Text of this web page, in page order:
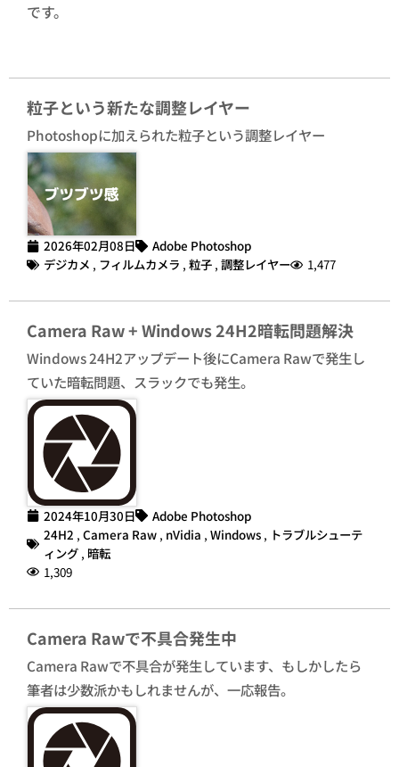
です。
粒子という新たな調整レイヤー
Photoshopに加えられた粒子という調整レイヤー
2026年02月08日
Adobe Photoshop
デジカメ , フィルムカメラ , 粒子 , 調整レイヤー 1,477
Camera Raw + Windows 24H2暗転問題解決
Windows 24H2アップデート後にCamera Rawで発生し
ていた暗転問題、スラックでも発生。
2024年10月30日
Adobe Photoshop
24H2 , Camera Raw , nVidia , Windows , トラブルシューテ
ィング , 暗転
1,309
Camera Rawで不具合発生中
Camera Rawで不具合が発生しています、もしかしたら
筆者は少数派かもしれませんが、一応報告。